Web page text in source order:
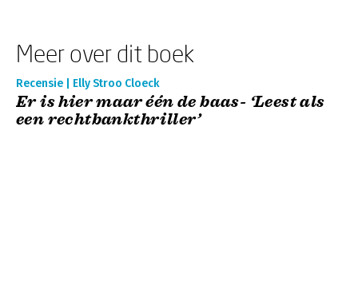
Meer over dit boek
Recensie | Elly Stroo Cloeck
Er is hier maar één de baas- ‘Leest als
een rechtbankthriller’